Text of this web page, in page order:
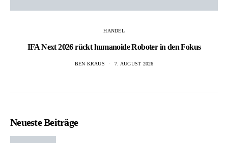
HANDEL
IFA Next 2026 rückt humanoide Roboter in den Fokus
BEN KRAUS 7. AUGUST 2026
Neueste Beiträge